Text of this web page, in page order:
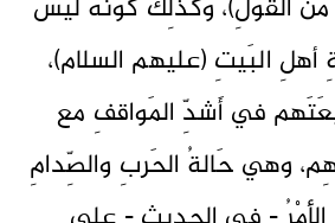
من القَولِ)، وكَذلِك كَونُه ليس
أهلِ البَيتِ (عليهم السلام)،
في أَشدِّ المَواقفِ مع
وهي حَالةُ الحَربِ والصِّدامِ